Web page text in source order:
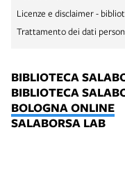
Licenze e disclaimer -
Trattamento dei dati
BIBLIOTECA
BIBLIOTECA
BOLOGNA ONLINE
SALABORSA LAB